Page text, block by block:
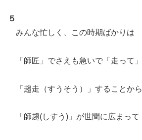
５
みんな忙しく、この時期ばかりは
「師匠」でさえも急いで「走って」
「趨走（すうそう）」することから
「師趨(しすう)」が世間に広まって